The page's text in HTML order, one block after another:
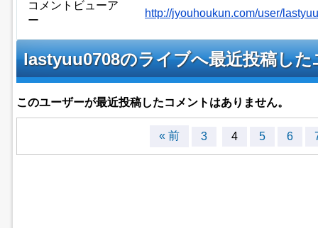
コメントビューア
ー
http://jyouhoukun.com/user/
lastyuu0708のライブへ最近投稿し
このユーザーが最近投稿したコメントはありません。
« 前 3 4 5 6